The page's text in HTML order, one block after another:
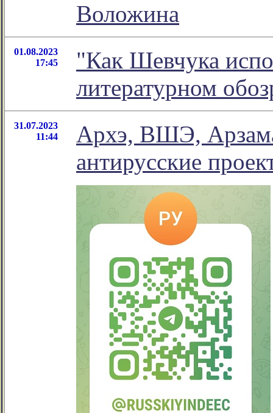
Воложина
01.08.2023
17:45
"Как Шевчука
литературном
31.07.2023
11:44
Архэ, ВШЭ,
антирусские